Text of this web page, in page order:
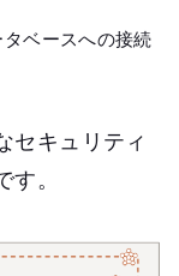
ベースへの接続
セキュリティ
。